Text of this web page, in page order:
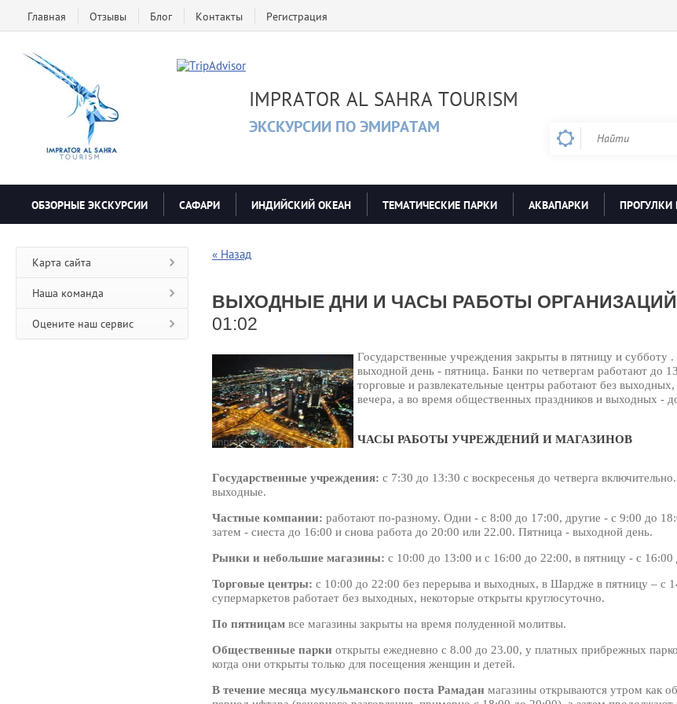
Главная Отзывы Блог Контакты Регистрация
IMPRATOR AL SAHRA TOURISM
ЭКСКУРСИИ ПО ЭМИРАТАМ
ОБЗОРНЫЕ ЭКСКУРСИИ САФАРИ ИНДИЙСКИЙ ОКЕАН ТЕМАТИЧЕСКИЕ ПАРКИ АКВАПАРКИ
Карта сайта
Наша команда
Оцените наш сервис
08 / 10 / 2016
28 / 08 / 2017
БЕЗВИЗОВЫЙ РЕЖИМ
МЕЖДУ КАЗАХСТАНОМ И
КОНЦА 2017 ГОДА
01 / 08 / 2022
« Назад
ВЫХОДНЫЕ ДНИ И ЧАСЫ РАБОТЫ
01:02
Государственные учреждения закрыты в пятницу и субботу
выходной день - пятница. Банки по четвергам работают до
торговые и развлекательные центры работают без
вечера, а во время общественных праздников и выходных -
ЧАСЫ РАБОТЫ УЧРЕЖДЕНИЙ И МАГАЗИНОВ
Государственные учреждения: с 7:30 до 13:30 с воскресенья до четверга
выходные.
Частные компании: работают по-разному. Одни - с 8:00 до 17:00, другие - с 9:00 до
затем - сиеста до 16:00 и снова работа до 20:00 или 22.00. Пятница - выходной день.
Рынки и небольшие магазины: с 10:00 до 13:00 и с 16:00 до 22:00, в пятницу - с 16:00
Торговые центры: с 10:00 до 22:00 без перерыва и выходных, в Шардже в пятницу – с
супермаркетов работает без выходных, некоторые открыты круглосуточно.
По пятницам все магазины закрыты на время полуденной молитвы.
Общественные парки открыты ежедневно с 8.00 до 23.00, у платных прибрежных
когда они открыты только для посещения женщин и детей.
В течение месяца мусульманского поста Рамадан магазины открываются утром как